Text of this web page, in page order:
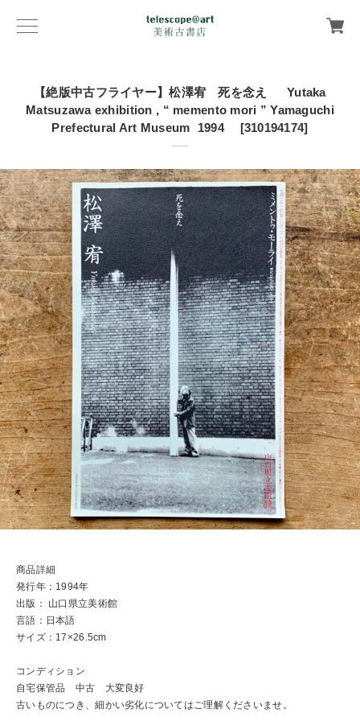
【絶版中古フライヤー】松澤宥 死を念え Yutaka
Matsuzawa exhibition , “ memento mori ” Yamaguchi
Prefectural Art Museum 1994 [310194174]
商品詳細
発行年：1994年
出版： 山口県立美術館
言語：日本語
サイズ：17×26.5cm
コンディション
自宅保管品 中古 大変良好
古いものにつき、細かい劣化についてはご理解くださいませ。